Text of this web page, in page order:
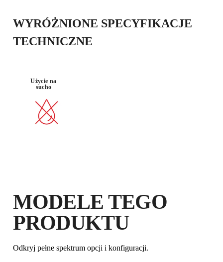
NIA
WYRÓŻNIONE SPECYFIKACJE
TECHNICZNE
Użycie na
sucho
MODELE TEGO
PRODUKTU
Odkryj pełne spektrum opcji i konfiguracji.